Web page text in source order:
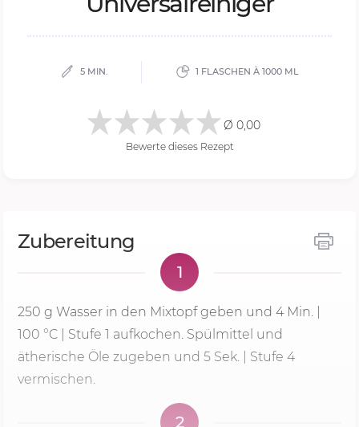
5 MIN. 1 FLASCHEN À 1000 ML
Ø 0,00
Bewerte dieses Rezept
Zubereitung
1
250 g Wasser in den Mixtopf geben und 4 Min.
100 °C
Stufe 1 aufkochen. Spülmittel und
ätherische Öle zugeben und 5 Sek. | Stufe 4
vermischen.
2